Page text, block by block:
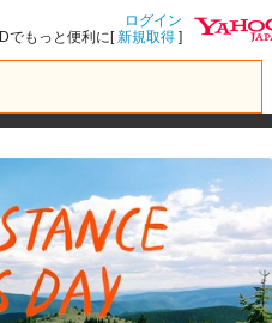
ログイン
IDでもっと便利に[新規取得 ]